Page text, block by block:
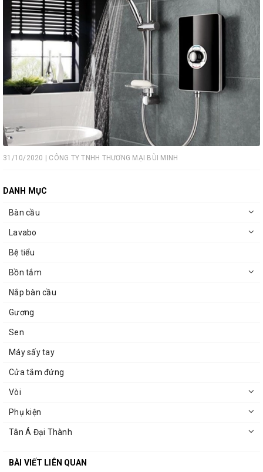
31/10/2020 | CÔNG TY TNHH THƯƠNG MẠI BÙI MINH
DANH MỤC
Bàn cầu
Lavabo
Bệ tiểu
Bồn tắm
Nắp bàn cầu
Gương
Sen
Máy sấy tay
Cửa tắm đứng
Vòi
Phụ kiện
Tân Á Đại Thành
BÀI VIẾT LIÊN QUAN